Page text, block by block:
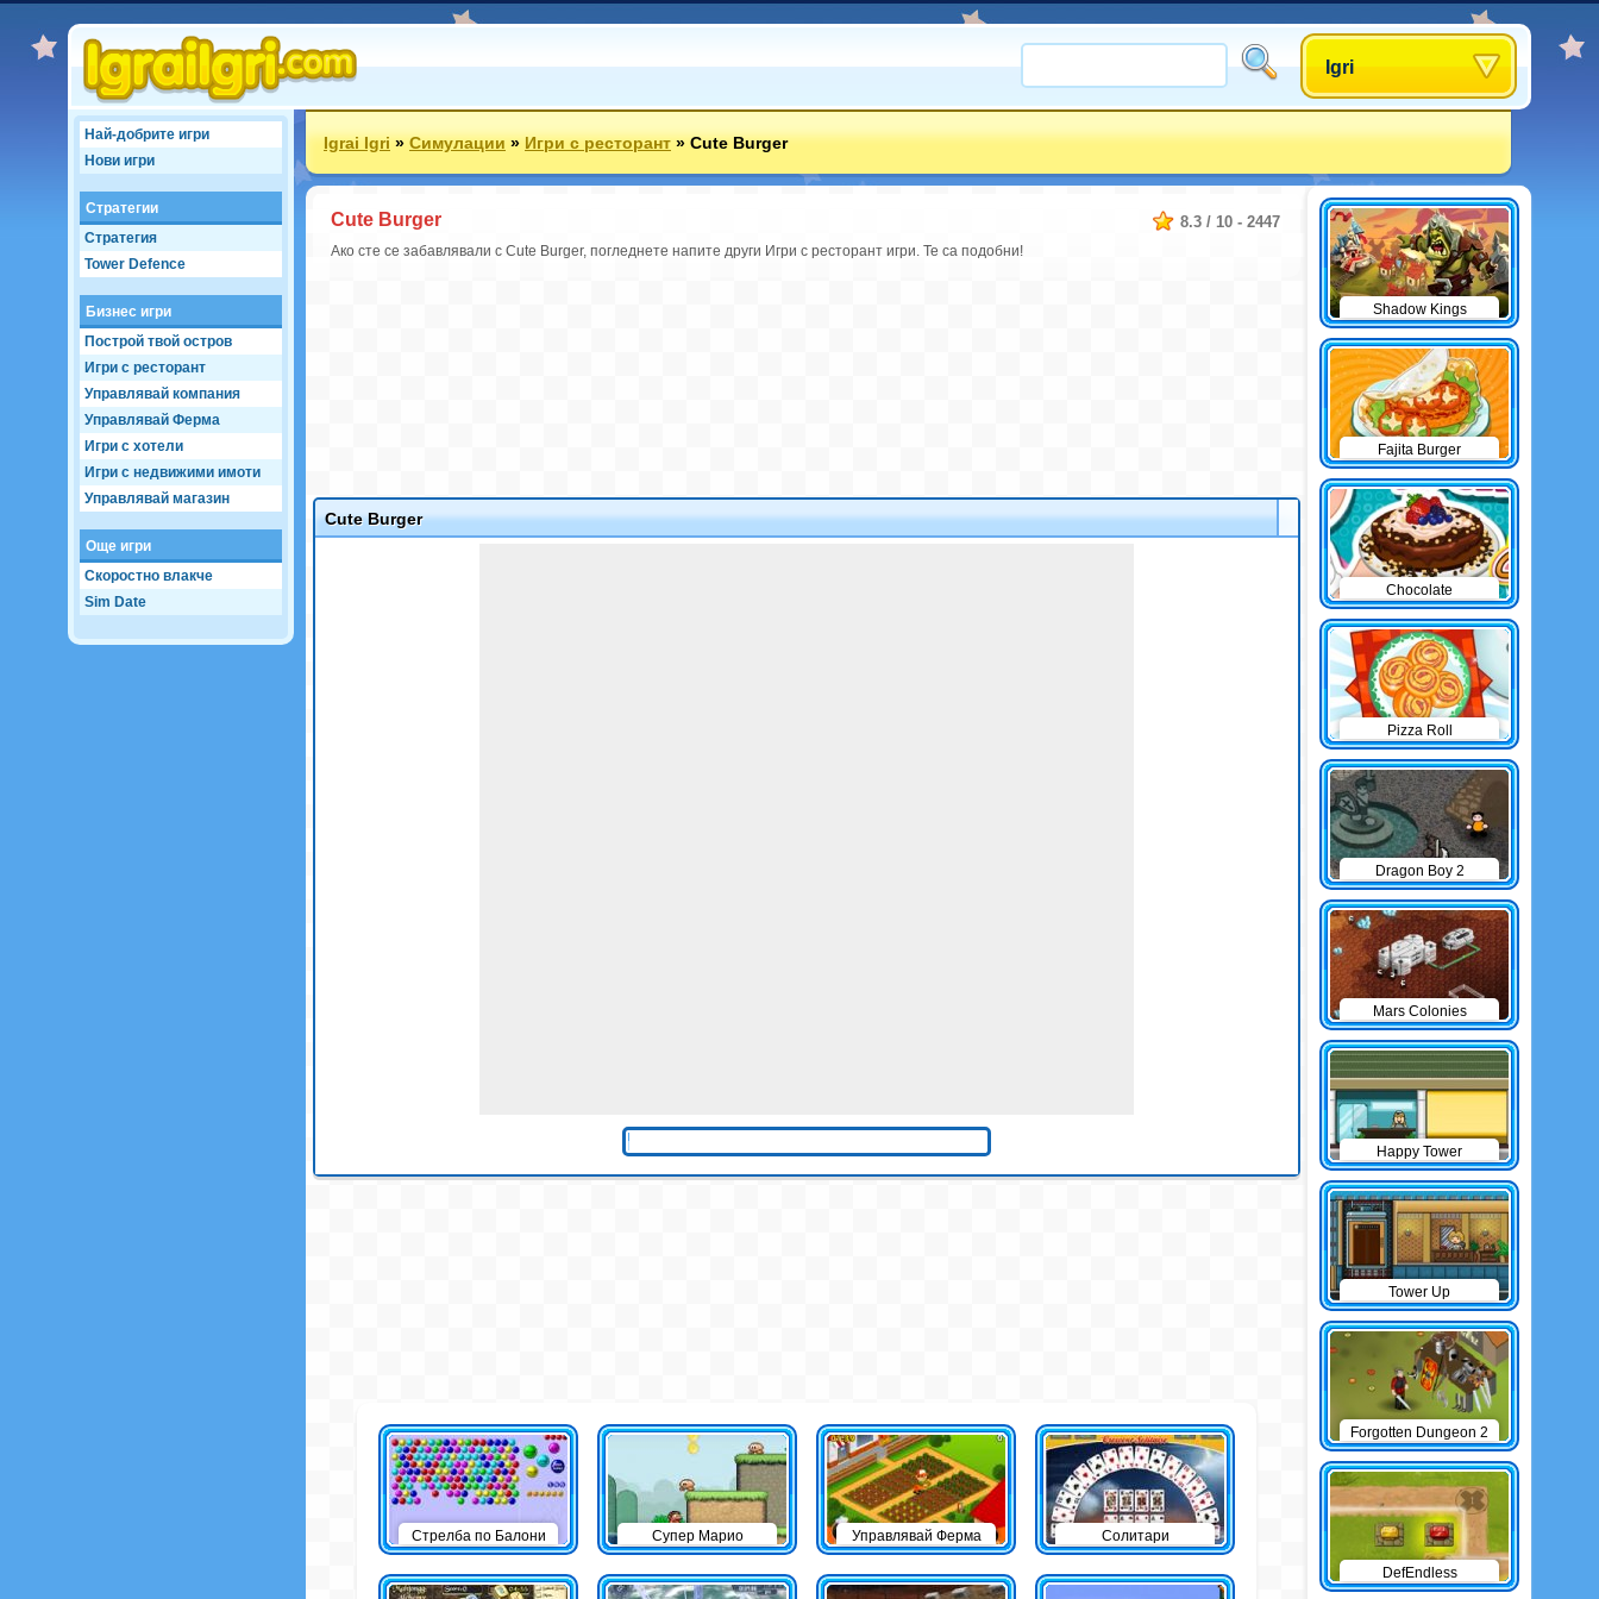
Igri
Най-добрите игри
Нови игри
Стратегии
Стратегия
Tower Defence
Бизнес игри
Построй твой остров
Игри с ресторант
Управлявай компания
Управлявай Ферма
Игри с хотели
Игри с недвижими имоти
Управлявай магазин
Още игри
Скоростно влакче
Sim Date
Igrai Igri»Симулации»Игри с ресторант»Cute Burger
8.3 / 10 - 2447
Cute Burger
Ако сте се забавлявали с Cute Burger, погледнете напите други Игри с ресторант игри. Те са подобни!
Cute Burger
Стрелба по Балони Супер Марио Управлявай Ферма Солитари
Shadow Kings
Fajita Burger
Chocolate
Cheesecake
Pizza Roll
Dragon Boy 2
Mars Colonies
Happy Tower
Tower Up
Forgotten Dungeon 2
DefEndless